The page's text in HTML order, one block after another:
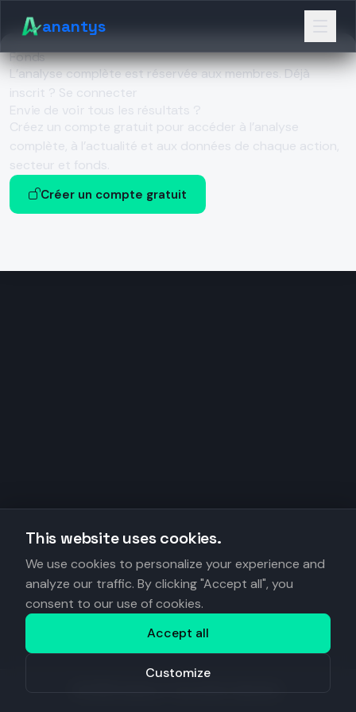
anantys
Fonds
L’analyse complète est réservée aux membres.Déjà
inscrit ? Se connecter
Envie de voir tous les résultats ?
Créez un compte gratuit pour accéder à l’analyse
complète, à l’actualité et aux données de chaque action,
secteur et fonds.
Créer un compte gratuit
This website uses cookies.
We use cookies to personalize your experience and
analyze our traffic. By clicking "Accept all", you
consent to our use of cookies.
Accept all
Customize